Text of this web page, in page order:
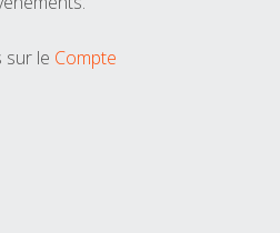
sur le Compte